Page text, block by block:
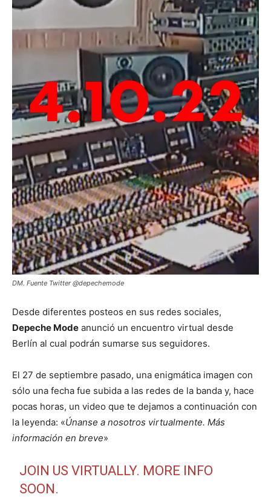
DM. Fuente Twitter @depechemode
Desde diferentes posteos en sus redes sociales,
Depeche Mode anunció un encuentro virtual desde
Berlín al cual podrán sumarse sus seguidores.
El 27 de septiembre pasado, una enigmática imagen con
sólo una fecha fue subida a las redes de la banda y, hace
pocas horas, un video que te dejamos a continuación con
la leyenda: «Únanse a nosotros virtualmente. Más
información en breve»
JOIN US VIRTUALLY. MORE INFO
SOON.